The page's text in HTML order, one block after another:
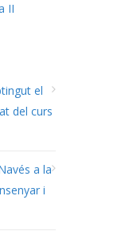
II
el
del curs
a la
i